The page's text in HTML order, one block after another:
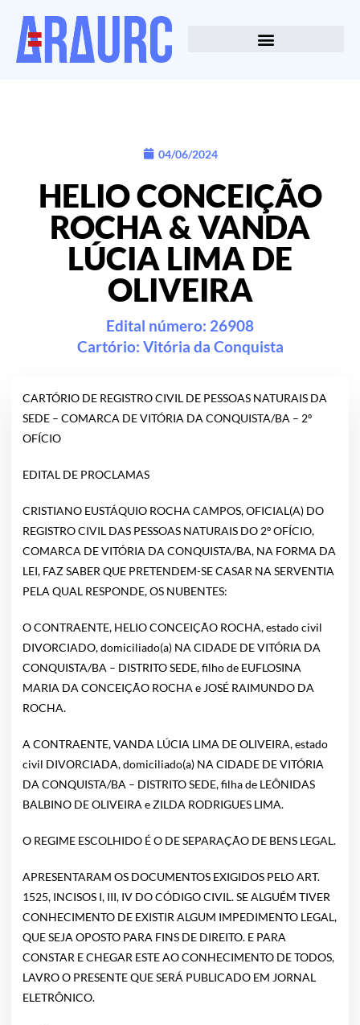
04/06/2024
HELIO CONCEIÇÃO
ROCHA & VANDA
LÚCIA LIMA DE
OLIVEIRA
Edital número: 26908
Cartório: Vitória da Conquista
CARTÓRIO DE REGISTRO CIVIL DE PESSOAS NATURAIS DA
SEDE – COMARCA DE VITÓRIA DA CONQUISTA/BA – 2º
OFÍCIO
EDITAL DE PROCLAMAS
CRISTIANO EUSTÁQUIO ROCHA CAMPOS, OFICIAL(A) DO
REGISTRO CIVIL DAS PESSOAS NATURAIS DO 2º OFÍCIO,
COMARCA DE VITÓRIA DA CONQUISTA/BA, NA FORMA DA
LEI, FAZ SABER QUE PRETENDEM-SE CASAR NA SERVENTIA
PELA QUAL RESPONDE, OS NUBENTES:
O CONTRAENTE, HELIO CONCEIÇÃO ROCHA, estado civil
DIVORCIADO, domiciliado(a) NA CIDADE DE VITÓRIA DA
CONQUISTA/BA – DISTRITO SEDE, filho de EUFLOSINA
MARIA DA CONCEIÇÃO ROCHA e JOSÉ RAIMUNDO DA
ROCHA.
A CONTRAENTE, VANDA LÚCIA LIMA DE OLIVEIRA, estado
civil DIVORCIADA, domiciliado(a) NA CIDADE DE VITÓRIA
DA CONQUISTA/BA – DISTRITO SEDE, filha de LEÔNIDAS
BALBINO DE OLIVEIRA e ZILDA RODRIGUES LIMA.
O REGIME ESCOLHIDO É O DE SEPARAÇÃO DE BENS LEGAL.
APRESENTARAM OS DOCUMENTOS EXIGIDOS PELO ART.
1525, INCISOS I, III, IV DO CÓDIGO CIVIL. SE ALGUÉM TIVER
CONHECIMENTO DE EXISTIR ALGUM IMPEDIMENTO LEGAL,
QUE SEJA OPOSTO PARA FINS DE DIREITO. E PARA
CONSTAR E CHEGAR ESTE AO CONHECIMENTO DE TODOS,
LAVRO O PRESENTE QUE SERÁ PUBLICADO EM JORNAL
ELETRÔNICO.